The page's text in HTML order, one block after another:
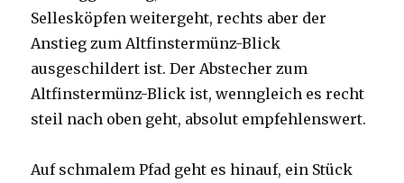
Sellesköpfen weitergeht, rechts aber der
Anstieg zum Altfinstermünz-Blick
ausgeschildert ist. Der Abstecher zum
Altfinstermünz-Blick ist, wenngleich es recht
steil nach oben geht, absolut empfehlenswert.
Auf schmalem Pfad geht es hinauf, ein Stück